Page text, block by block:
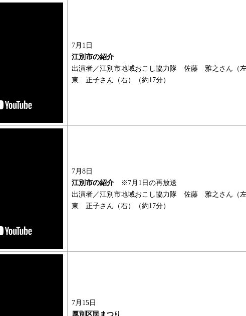
7月1日
江別市の紹介
出演者／江別市地域おこし協力隊 佐藤 雅之さん（
東 正子さん（右）（約17分）
7月8日
江別市の紹介 ※7月1日の再放送
出演者／江別市地域おこし協力隊 佐藤 雅之さん（
東 正子さん（右）（約17分）
7月15日
厚別区民まつり